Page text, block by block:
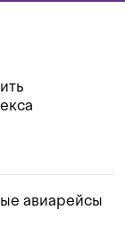
авиарейсы